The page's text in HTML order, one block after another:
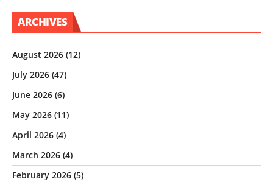
ARCHIVES
August 2026 (12)
July 2026 (47)
June 2026 (6)
May 2026 (11)
April 2026 (4)
March 2026 (4)
February 2026 (5)